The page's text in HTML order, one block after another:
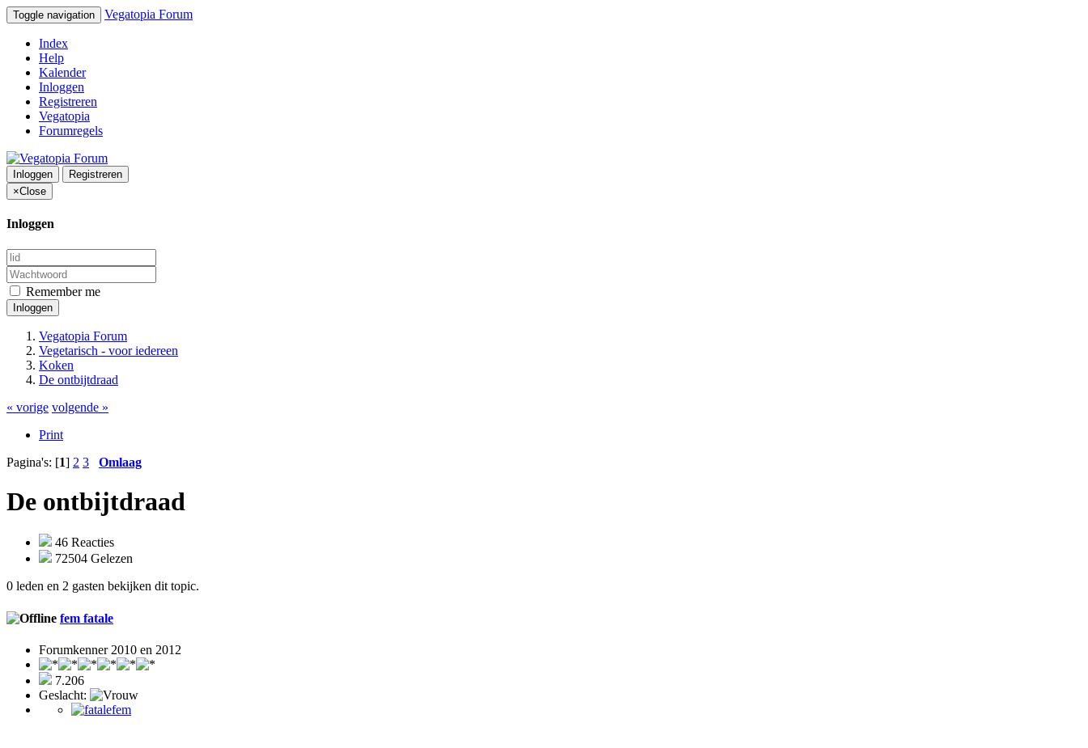
Toggle navigation Vegatopia Forum
Index
Help
Kalender
Inloggen
Registreren
Vegatopia
Forumregels
Inloggen
Registreren
×Close
Inloggen
Remember me
Inloggen
Vegatopia Forum
Vegetarisch - voor iedereen
Koken
De ontbijtdraad
« vorige volgende »
Print
Pagina's: [1] 2 3 Omlaag
De ontbijtdraad
46 Reacties
72504 Gelezen
0 leden en 2 gasten bekijken dit topic.
fem fatale
Forumkenner 2010 en 2012
7.206
Geslacht: